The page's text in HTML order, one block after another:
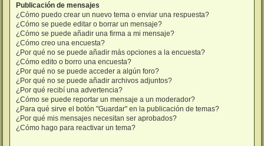
Publicación de mensajes
¿Cómo puedo crear un nuevo tema o enviar una respuesta?
¿Cómo se puede editar o borrar un mensaje?
¿Cómo se puede añadir una firma a mi mensaje?
¿Cómo creo una encuesta?
¿Por qué no se puede añadir más opciones a la encuesta?
¿Cómo edito o borro una encuesta?
¿Por qué no se puede acceder a algún foro?
¿Por qué no se puede añadir archivos adjuntos?
¿Por qué recibí una advertencia?
¿Cómo se puede reportar un mensaje a un moderador?
¿Para qué sirve el botón "Guardar" en la publicación de temas?
¿Por qué mis mensajes necesitan ser aprobados?
¿Cómo hago para reactivar un tema?